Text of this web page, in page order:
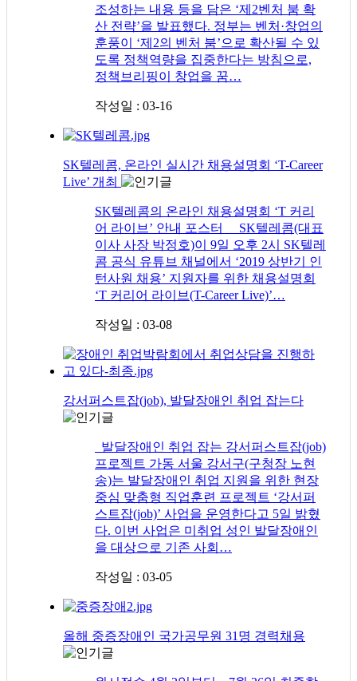
조성하는 내용 등을 담은 ‘제2벤처 붐 확
산 전략’을 발표했다. 정부는 벤처·창업의
훈풍이 ‘제2의 벤처 붐’으로 확산될 수 있
도록 정책역량을 집중한다는 방침으로,
정책브리핑이 창업을 꿈…
작성일 : 03-16
SK텔레콤, 온라인 실시간 채용설명회 ‘T-Career
Live’ 개최
SK텔레콤의 온라인 채용설명회 ‘T 커리
어 라이브’ 안내 포스터 SK텔레콤(대표
이사 사장 박정호)이 9일 오후 2시 SK텔레
콤 공식 유튜브 채널에서 ‘2019 상반기 인
턴사원 채용’ 지원자를 위한 채용설명회
‘T 커리어 라이브(T-Career Live)’…
작성일 : 03-08
강서퍼스트잡(job), 발달장애인 취업 잡는다
발달장애인 취업 잡는 강서퍼스트잡(job)
프로젝트 가동 서울 강서구(구청장 노현
송)는 발달장애인 취업 지원을 위한 현장
중심 맞춤형 직업훈련 프로젝트 ‘강서퍼
스트잡(job)’ 사업을 운영한다고 5일 밝혔
다. 이번 사업은 미취업 성인 발달장애인
을 대상으로 기존 사회…
작성일 : 03-05
올해 중증장애인 국가공무원 31명 경력채용